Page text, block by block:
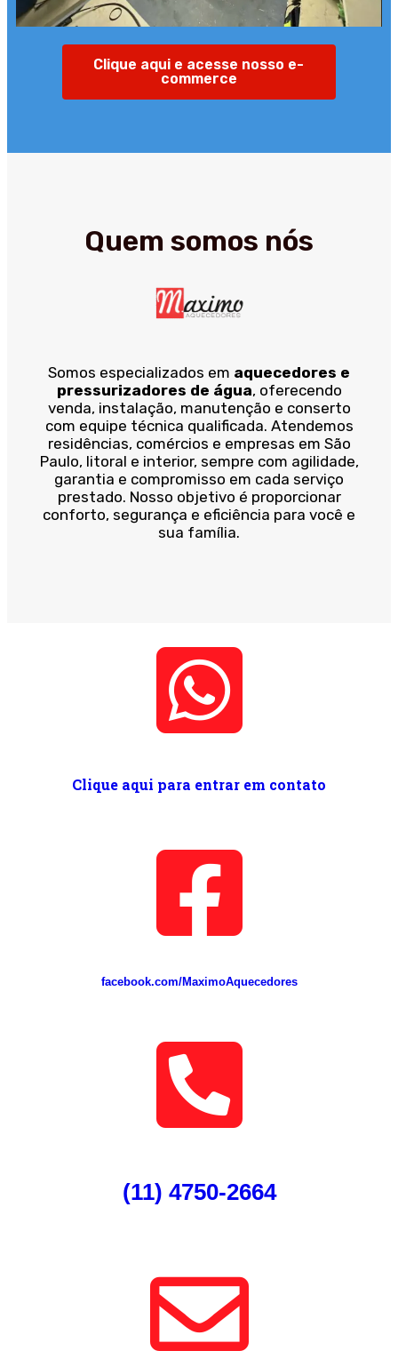
Clique aqui e acesse nosso e-
commerce
Quem somos nós
Somos especializados em aquecedores e
pressurizadores de água, oferecendo
venda, instalação, manutenção e conserto
com equipe técnica qualificada. Atendemos
residências, comércios e empresas em São
Paulo, litoral e interior, sempre com agilidade,
garantia e compromisso em cada serviço
prestado. Nosso objetivo é proporcionar
conforto, segurança e eficiência para você e
sua família.
Clique aqui para entrar em contato
facebook.com/MaximoAquecedores
(11) 4750-2664